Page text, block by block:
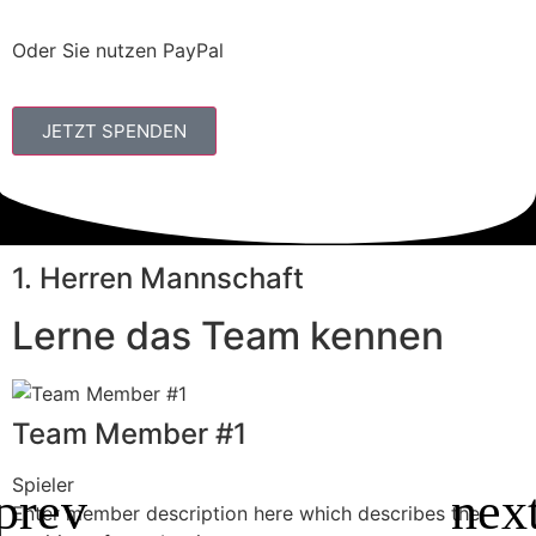
Oder Sie nutzen PayPal
JETZT SPENDEN
1. Herren Mannschaft
Lerne das Team kennen
Team Member #1
Spieler
Enter member description here which describes the